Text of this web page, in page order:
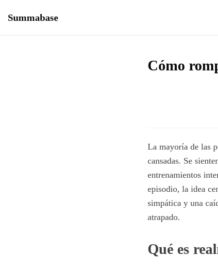
Summabase
Cómo
La mayoría de las
cansadas. Se
entrenamientos
episodio, la idea
simpática y una
atrapado.
Qué es